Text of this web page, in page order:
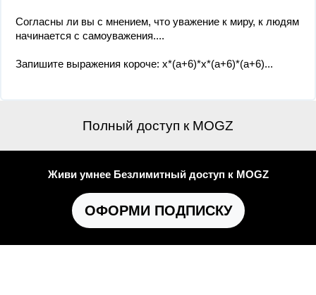
Согласны ли вы с мнением, что уважение к миру, к людям
начинается с самоуважения....
Запишите выражения короче: x*(a+6)*x*(a+6)*(a+6)...
Полный доступ к MOGZ
Живи умнее Безлимитный доступ к MOGZ
ОФОРМИ ПОДПИСКУ